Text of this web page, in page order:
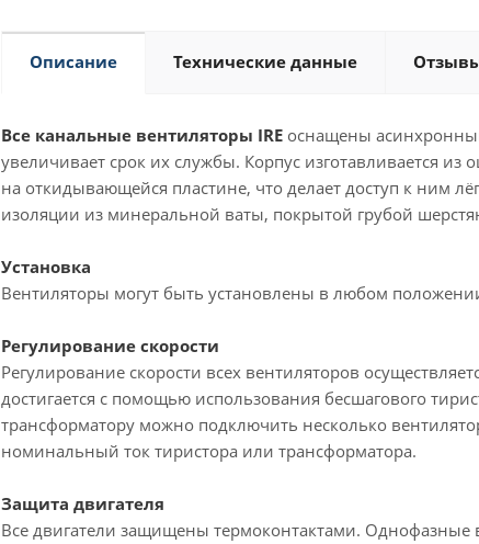
Описание Технические данные
Все канальные вентиляторы IRE оснащены
увеличивает срок их службы. Корпус изготавливается
на откидывающейся пластине, что делает доступ к ним
изоляции из минеральной ваты, покрытой грубой
Установка
Вентиляторы могут быть установлены в любом
Регулирование скорости
Регулирование скорости всех вентиляторов
достигается с помощью использования бесшагового
трансформатору можно подключить несколько
номинальный ток тиристора или трансформатора.
Защита двигателя
Все двигатели защищены термоконтактами. Однофазные